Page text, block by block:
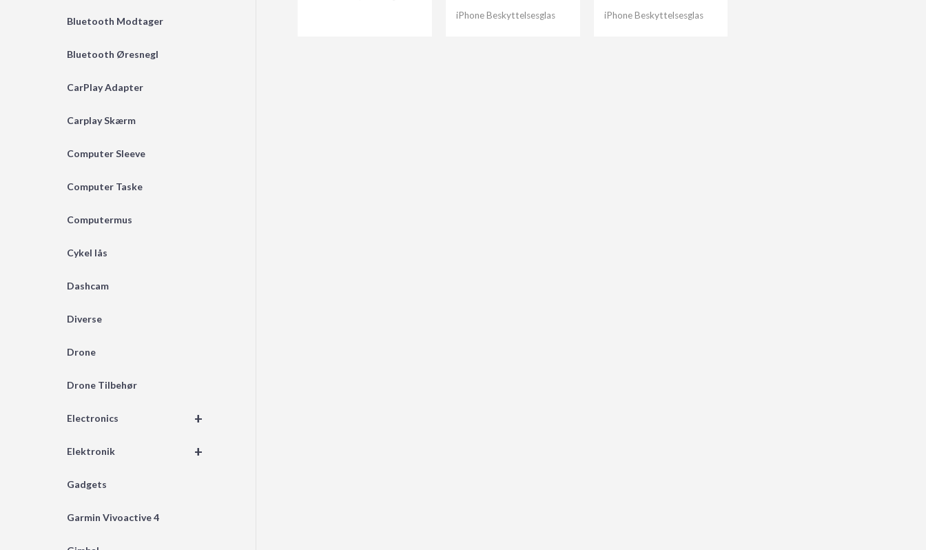
Bluetooth Modtager
Bluetooth Øresnegl
CarPlay Adapter
Carplay Skærm
Computer Sleeve
Computer Taske
Computermus
Cykel lås
Dashcam
Diverse
Drone
Drone Tilbehør
+
Electronics
+
Elektronik
Gadgets
Garmin Vivoactive 4
iPhone Beskyttelsesglas iPhone Beskyttelsesglas